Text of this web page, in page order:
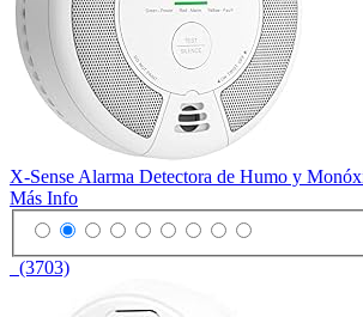
X-Sense Alarma Detectora de Humo y
Más Info
(3703)